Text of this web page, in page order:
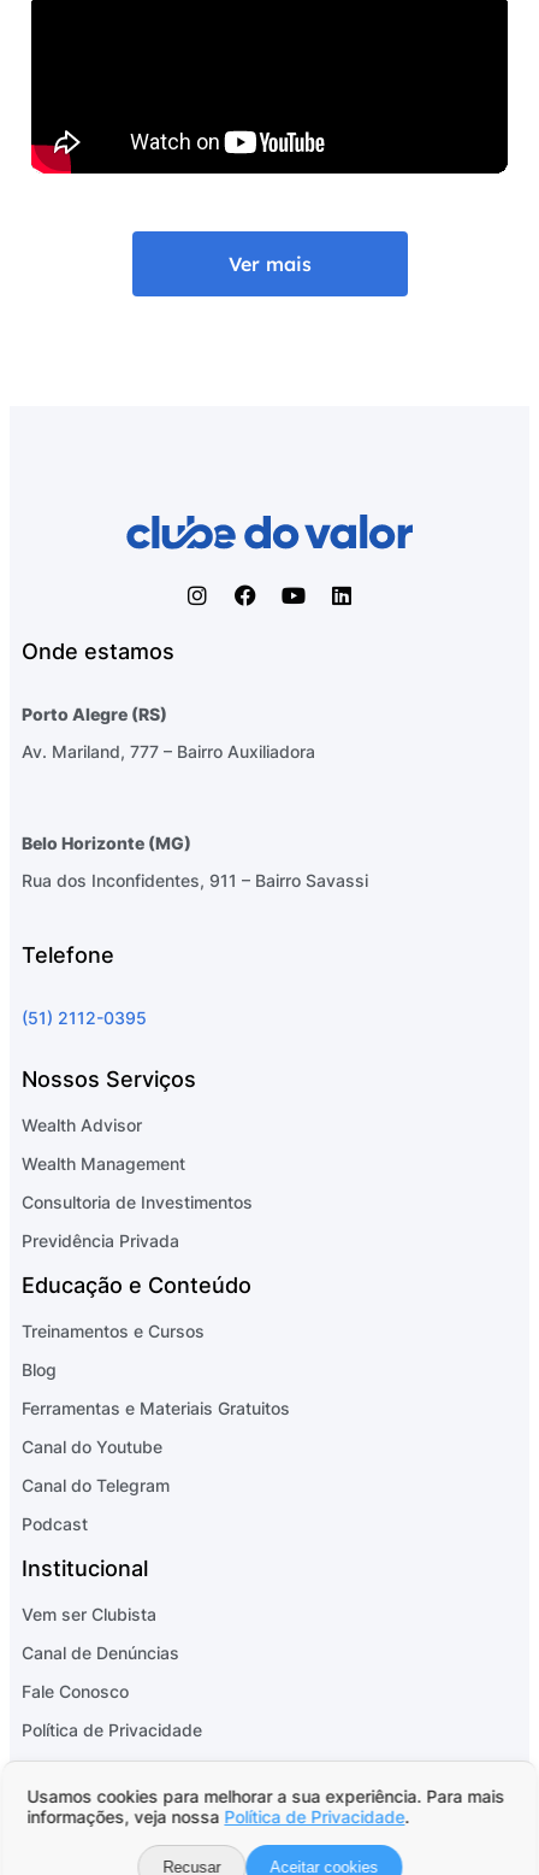
Ver mais
Onde estamos
Porto Alegre (RS)
Av. Mariland, 777 – Bairro Auxiliadora
Belo Horizonte (MG)
Rua dos Inconfidentes, 911 – Bairro Savassi
Telefone
(51) 2112-0395
Nossos Serviços
Wealth Advisor
Wealth Management
Consultoria de Investimentos
Previdência Privada
Educação e Conteúdo
Treinamentos e Cursos
Blog
Ferramentas e Materiais Gratuitos
Canal do Youtube
Canal do Telegram
Podcast
Institucional
Vem ser Clubista
Canal de Denúncias
Fale Conosco
Política de Privacidade
Informações regulatórias Consultoria
Informações regulatórias Gestora
Relatório de Transparência e Igualdade Salarial
Usamos cookies para melhorar a sua experiência. Para mais
informações, veja nossa Política de Privacidade.
Recusar Aceitar cookies